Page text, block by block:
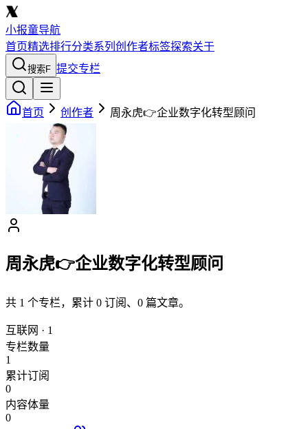
小报童导航
首页精选排行分类系列 创作者标签探索关于
搜索F 提交专栏
首页 创作者 周永虎👉企业数字化转型顾问
周永虎👉企业数字化转型顾问
共 1 个专栏，累计 0 订阅、 0 篇文章。
互联网 · 1
专栏数量
1
累计订阅
0
内容体量
0